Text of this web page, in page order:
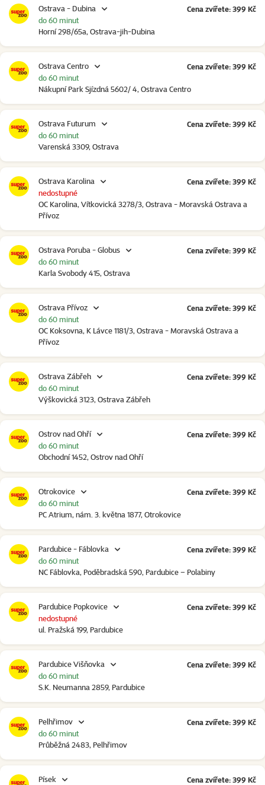
Ostrava - Dubina
Horní 298/65a, Ostrava-jih-Dubina
do 60 minut
Cena zvířete: 399 Kč
Ostrava Centro
Nákupní Park Sjízdná 5602/ 4, Ostrava Centro
do 60 minut
Cena zvířete: 399 Kč
Ostrava Futurum
Varenská 3309, Ostrava
do 60 minut
Cena zvířete: 399 Kč
Ostrava Karolina
OC Karolina, Vítkovická 3278/3, Ostrava - Moravská Ostrava a
Přívoz
nedostupné
Cena zvířete: 399 Kč
Ostrava Poruba - Globus
Karla Svobody 415, Ostrava
do 60 minut
Cena zvířete: 399 Kč
Ostrava Přívoz
OC Koksovna, K Lávce 1181/3, Ostrava - Moravská Ostrava a
Přívoz
do 60 minut
Cena zvířete: 399 Kč
Ostrava Zábřeh
Výškovická 3123, Ostrava Zábřeh
do 60 minut
Cena zvířete: 399 Kč
Ostrov nad Ohří
Obchodní 1452, Ostrov nad Ohří
do 60 minut
Cena zvířete: 399 Kč
Otrokovice
PC Atrium, nám. 3. května 1877, Otrokovice
do 60 minut
Cena zvířete: 399 Kč
Pardubice - Fáblovka
NC Fáblovka, Poděbradská 590, Pardubice – Polabiny
do 60 minut
Cena zvířete: 399 Kč
Pardubice Popkovice
ul. Pražská 199, Pardubice
nedostupné
Cena zvířete: 399 Kč
Pardubice Višňovka
S.K. Neumanna 2859, Pardubice
do 60 minut
Cena zvířete: 399 Kč
Pelhřimov
Průběžná 2483, Pelhřimov
do 60 minut
Cena zvířete: 399 Kč
Písek Cena zvířete: 399 Kč